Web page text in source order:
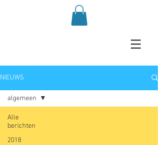
NIEUWS
Alle
berichten
2018
algemeen